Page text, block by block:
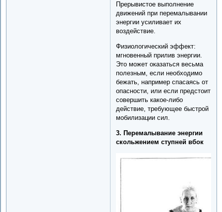
Прерывистое выполнение
движений при перемалывании
энергии усиливает их
воздействие.
Физиологический эффект:
мгновенный прилив энергии.
Это может оказаться весьма
полезным, если необходимо
бежать, например спасаясь от
опасности, или если предстоит
совершить какое-либо
действие, требующее быстрой
мобилизации сил.
3. Перемалывание энергии
скольжением ступней вбок